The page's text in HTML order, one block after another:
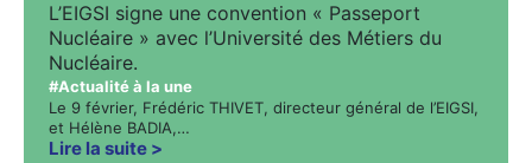
L’EIGSI signe une convention « Passeport
Nucléaire » avec l’Université des Métiers du
Nucléaire.
#Actualité à la une
Le 9 février, Frédéric THIVET, directeur général de l’EIGSI,
et Hélène BADIA,…
Lire la suite